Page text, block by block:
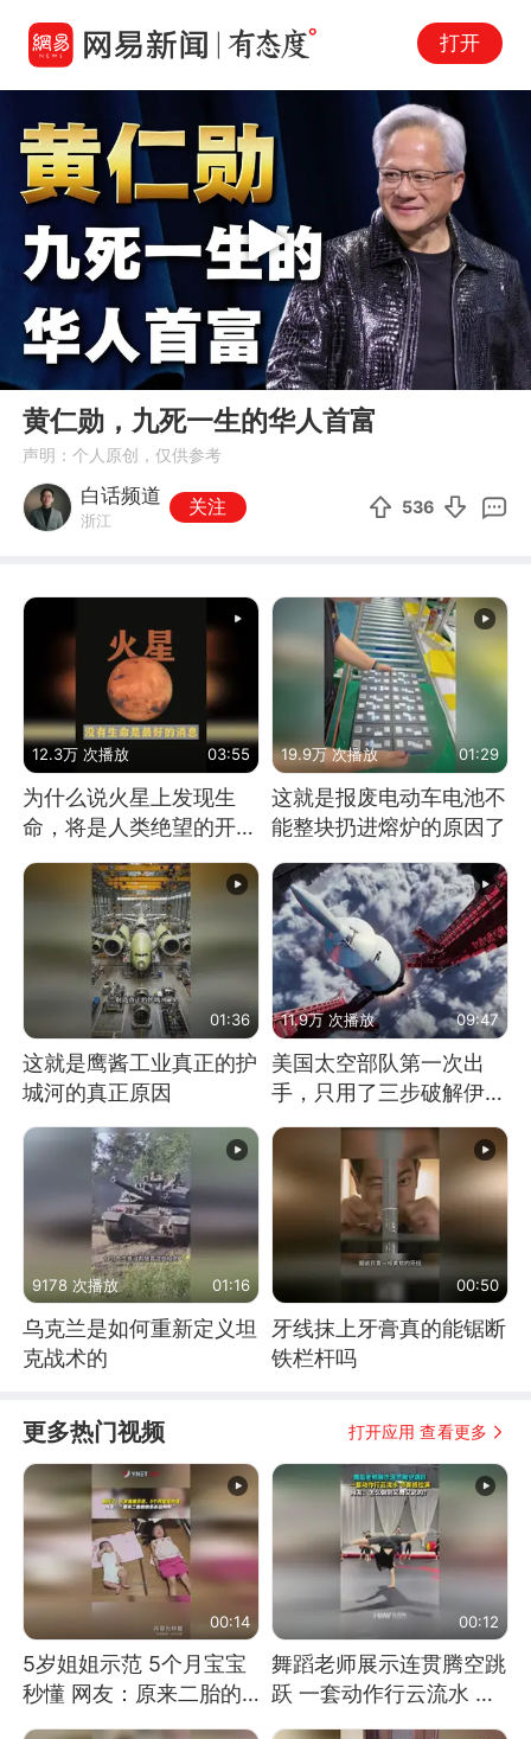
打开
00:00 05:16
Play
黄仁勋，九死一生的华人首富
声明：个人原创，仅供参考
白话频道
浙江
关注 536
12.3万 次播放 03:55
为什么说火星上发现生
命，将是人类绝望的开
19.9万 次播放 01:29
这就是报废电动车电池不
能整块扔进熔炉的原因了
01:36
这就是鹰酱工业真正的护
城河的真正原因
11.9万 次播放 09:47
美国太空部队第一次出
手，只用了三步破解伊朗
防空
9178 次播放 01:16
乌克兰是如何重新定义坦
克战术的
00:50
牙线抹上牙膏真的能锯断
铁栏杆吗
更多热门视频 打开应用 查看更多
00:14
5岁姐姐示范 5个月宝宝
秒懂 网友：原来二胎的
00:12
舞蹈老师展示连贯腾空跳
跃 一套动作行云流水 节